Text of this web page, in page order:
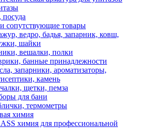
посуда
сопутствующие товары
ведро, бадья, запарник, ковш,
шайки
вешалки, полки
банные принадлежности
запарники, ароматизаторы,
камень
щетки, пемза
для бани
термометры
химия
химия для профессиональной